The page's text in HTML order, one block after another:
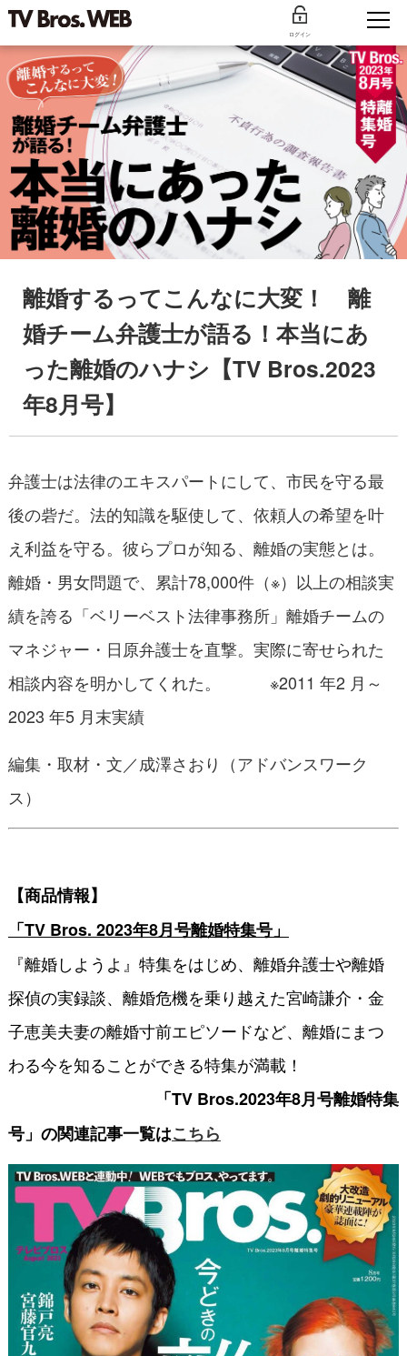
ログイン
離婚するってこんなに大変！ 離
婚チーム弁護士が語る！本当にあ
った離婚のハナシ【TV Bros.2023
年8月号】
弁護士は法律のエキスパートにして、市民を守る最
後の砦だ。法的知識を駆使して、依頼人の希望を叶
え利益を守る。彼らプロが知る、離婚の実態とは。
離婚・男女問題で、累計78,000件（※）以上の相談実
績を誇る「ベリーベスト法律事務所」離婚チームの
マネジャー・日原弁護士を直撃。実際に寄せられた
相談内容を明かしてくれた。 ※2011 年2 月～
2023 年5 月末実績
編集・取材・文／成澤さおり（アドバンスワーク
ス）
【商品情報】
「TV Bros. 2023年8月号離婚特集号」
『離婚しようよ』特集をはじめ、離婚弁護士や離婚
探偵の実録談、離婚危機を乗り越えた宮崎謙介・金
子恵美夫妻の離婚寸前エピソードなど、離婚にまつ
わる今を知ることができる特集が満載！
「TV Bros.2023年8月号離婚特集
号」の関連記事一覧はこちら